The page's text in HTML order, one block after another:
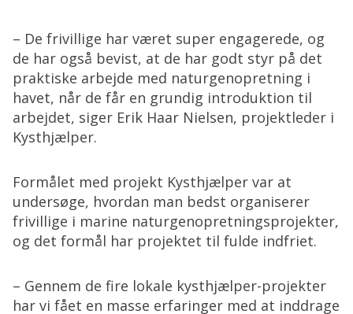
– De frivillige har været super engagerede, og
de har også bevist, at de har godt styr på det
praktiske arbejde med naturgenopretning i
havet, når de får en grundig introduktion til
arbejdet, siger Erik Haar Nielsen, projektleder i
Kysthjælper.
Formålet med projekt Kysthjælper var at
undersøge, hvordan man bedst organiserer
frivillige i marine naturgenopretningsprojekter,
og det formål har projektet til fulde indfriet.
– Gennem de fire lokale kysthjælper-projekter
har vi fået en masse erfaringer med at inddrage